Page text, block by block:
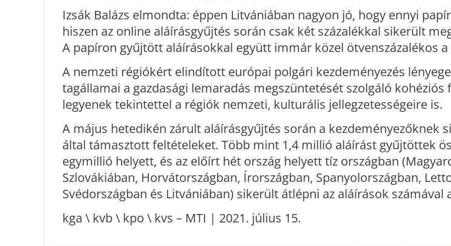
Izsák Balázs elmondta: éppen Litvániában nagyon jó, hogy ennyi
hiszen az online aláírásgyűjtés során csak két százalékkal sikerült
A papíron gyűjtött aláírásokkal együtt immár közel ötvenszázalékos
A nemzeti régiókért elindított európai polgári kezdeményezés
tagállamai a gazdasági lemaradás megszüntetését szolgáló kohéziós
legyenek tekintettel a régiók nemzeti, kulturális jellegzetességeire is.
A május hetedikén zárult aláírásgyűjtés során a kezdeményezőknek
által támasztott feltételeket. Több mint 1,4 millió aláírást gyűjtöttek
egymillió helyett, és az előírt hét ország helyett tíz országban
Szlovákiában, Horvátországban, Írországban, Spanyolországban,
Svédországban és Litvániában) sikerült átlépni az aláírások számával
kga \ kvb \ kpo \ kvs – MTI | 2021. július 15.